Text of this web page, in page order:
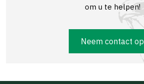
om u te helpen!
Neem contact op